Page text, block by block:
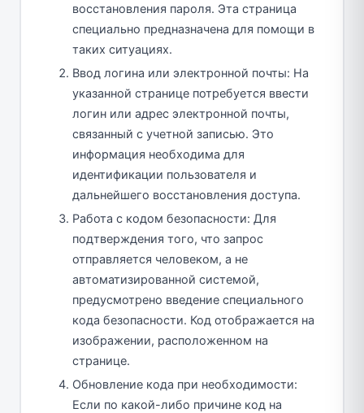
восстановления пароля. Эта страница
специально предназначена для помощи в
таких ситуациях.
Ввод логина или электронной почты: На
указанной странице потребуется ввести
логин или адрес электронной почты,
связанный с учетной записью. Это
информация необходима для
идентификации пользователя и
дальнейшего восстановления доступа.
Работа с кодом безопасности: Для
подтверждения того, что запрос
отправляется человеком, а не
автоматизированной системой,
предусмотрено введение специального
кода безопасности. Код отображается на
изображении, расположенном на
странице.
Обновление кода при необходимости:
Если по какой-либо причине код на